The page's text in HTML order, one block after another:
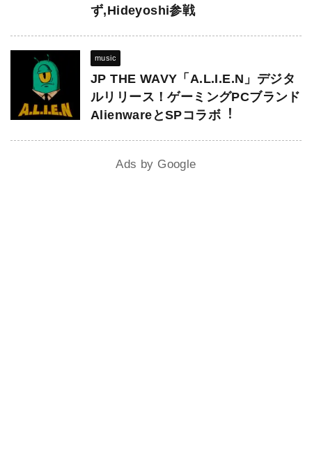
ず,Hideyoshi参戦
music
JP THE WAVY「A.L.I.E.N」デジタ
ルリリース！ゲーミングPCブランド
AlienwareとSPコラボ︕
Ads by Google